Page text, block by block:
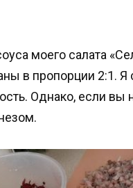
моего салата
в пропорции 2:1. Я
Однако, если вы